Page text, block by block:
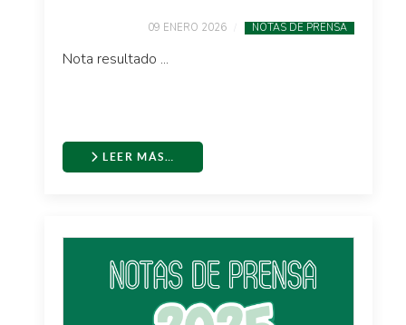
09 ENERO 2026 NOTAS DE PRENSA
Nota resultado ...
LEER MÁS…